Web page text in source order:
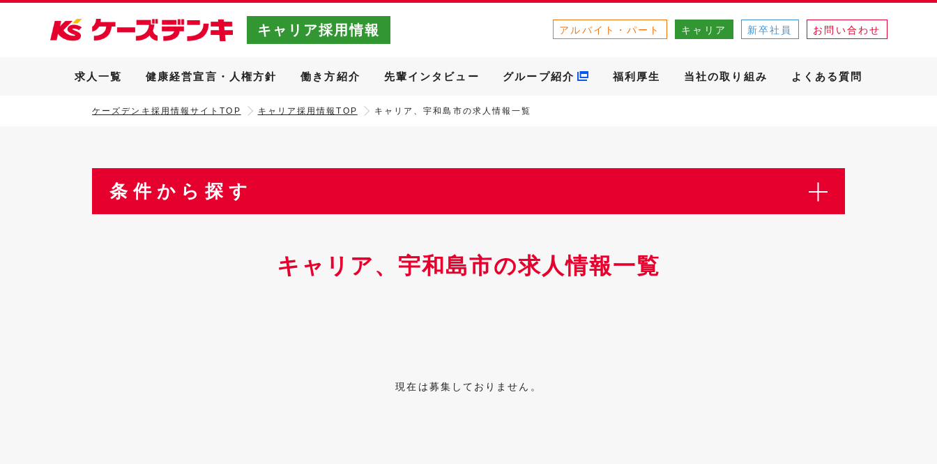
キャリア採用情報 アルバイト・パート キャリア 新卒社員 お問い合わせ
求人一覧 健康経営宣言・人権方針 働き方紹介 先輩インタビュー グループ紹介 福利厚生 当社の取り組み よくある質問
ケーズデンキ採用情報サイトTOP キャリア採用情報TOP キャリア、宇和島市の求人情報一覧
条件から探す
キャリア、宇和島市の求人情報一覧
現在は募集しておりません。